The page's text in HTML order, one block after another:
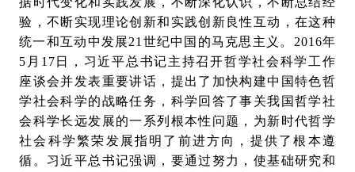
验，不断实现理论创新和实践创新良性互动，在这种
统一和互动中发展21世纪中国的马克思主义。2016年
5月17日，习近平总书记主持召开哲学社会科学工作
座谈会并发表重要讲话，提出了加快构建中国特色哲
学社会科学的战略任务，科学回答了事关我国哲学社
会科学长远发展的一系列根本性问题，为新时代哲学
社会科学繁荣发展指明了前进方向，提供了根本遵
循。习近平总书记强调，要通过努力，使基础研究和